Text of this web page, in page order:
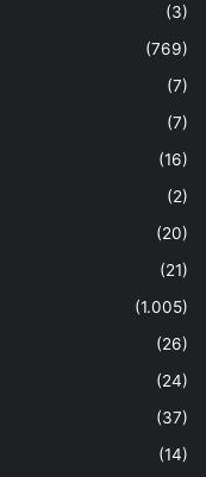
(3)
(769)
(7)
(7)
(16)
(2)
(20)
(21)
(1.005)
(26)
(24)
(37)
(14)